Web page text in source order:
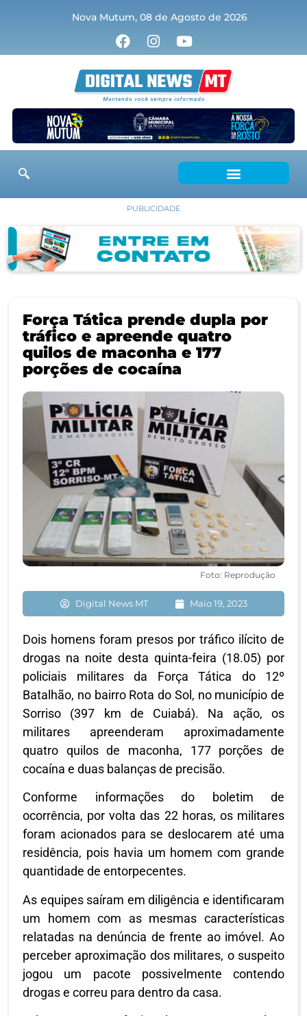
Nova Mutum, 08 de Agosto de 2026
PUBLICIDADE
Força Tática prende dupla por
tráfico e apreende quatro
quilos de maconha e 177
porções de cocaína
Foto: Reprodução
Digital News MT Maio 19, 2023
Dois homens foram presos por tráfico ilícito de
drogas na noite desta quinta-feira (18.05) por
policiais militares da Força Tática do 12º
Batalhão, no bairro Rota do Sol, no município de
Sorriso (397 km de Cuiabá). Na ação, os
militares apreenderam aproximadamente
quatro quilos de maconha, 177 porções de
cocaína e duas balanças de precisão.
Conforme informações do boletim de
ocorrência, por volta das 22 horas, os militares
foram acionados para se deslocarem até uma
residência, pois havia um homem com grande
quantidade de entorpecentes.
As equipes saíram em diligência e identificaram
um homem com as mesmas características
relatadas na denúncia de frente ao imóvel. Ao
perceber aproximação dos militares, o suspeito
jogou um pacote possivelmente contendo
drogas e correu para dentro da casa.